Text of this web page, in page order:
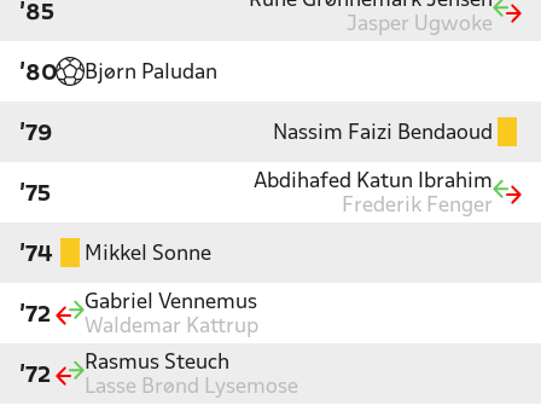
'85
Jasper Ugwoke
'80 Bjørn Paludan
'79 Nassim Faizi Bendaoud
'75
Abdihafed Katun Ibrahim
Frederik Fenger
'74 Mikkel Sonne
'72
Gabriel Vennemus
Waldemar Kattrup
'72
Rasmus Steuch
Lasse Brønd Lysemose